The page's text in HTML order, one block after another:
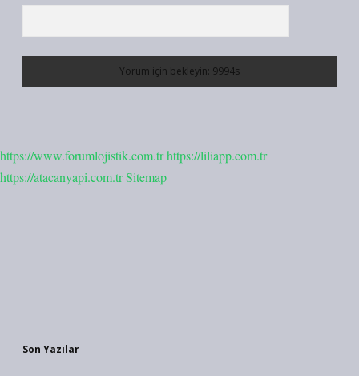
https://www.forumlojistik.com.trhttps://liliapp.com.tr
https://atacanyapi.com.trSitemap
Son Yazılar